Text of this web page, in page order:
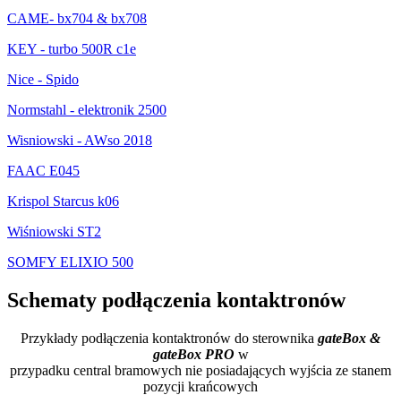
CAME- bx704 & bx708
KEY - turbo 500R c1e
Nice - Spido
Normstahl - elektronik 2500
Wisniowski - AWso 2018
FAAC E045
Krispol Starcus k06
Wiśniowski ST2
SOMFY ELIXIO 500
Schematy podłączenia kontaktronów
Przykłady podłączenia kontaktronów do sterownika gateBox &
gateBox PRO w
przypadku central bramowych nie posiadających wyjścia ze stanem
pozycji krańcowych